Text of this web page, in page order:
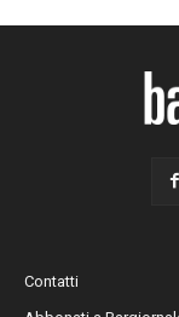
Contatti